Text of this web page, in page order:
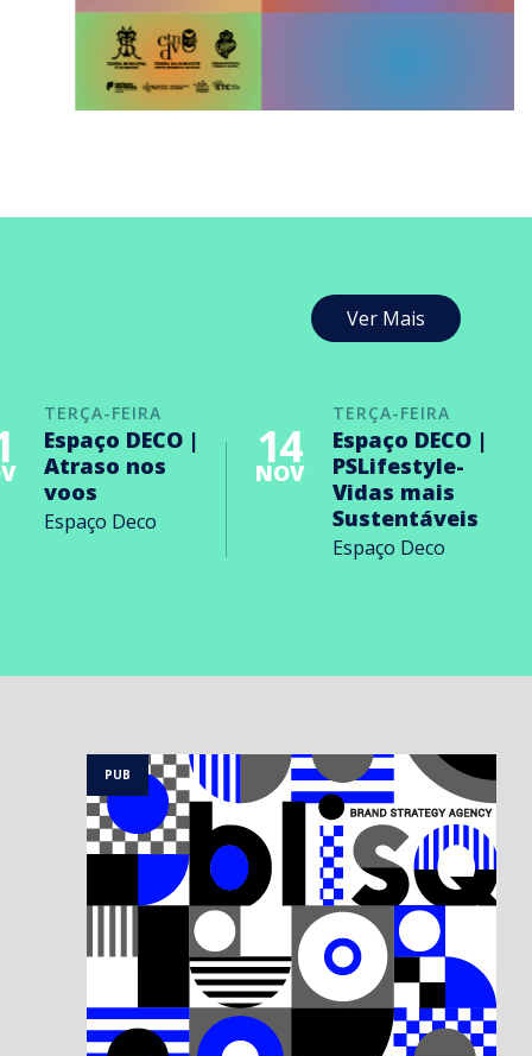
Ver Mais
TERÇA-FEIRA
Espaço DECO |
Atraso nos
voos
Espaço Deco
TERÇA-FEIRA
14
NOV
Espaço DECO |
PSLifestyle-
Vidas mais
Sustentáveis
Espaço Deco